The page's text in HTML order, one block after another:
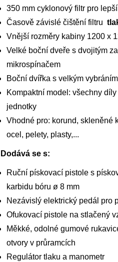
350 mm cyklonový filtr pro
Časově závislé čištění filtru
Vnější rozměry kabiny 1200 x
Velké boční dveře s dvojitým
mikrospínačem
Boční dvířka s velkým
Kompaktní model: všechny
jednotky
Vhodné pro: korund, skleněné
ocel, pelety, plasty,...
Dodává se s:
Ruční pískovací pistole s
karbidu bóru ø 8 mm
Nezávislý elektrický pedál pro
Ofukovací pistole na stlačený
Měkké, odolné gumové
otvory v průramcích
Regulátor tlaku a manometr